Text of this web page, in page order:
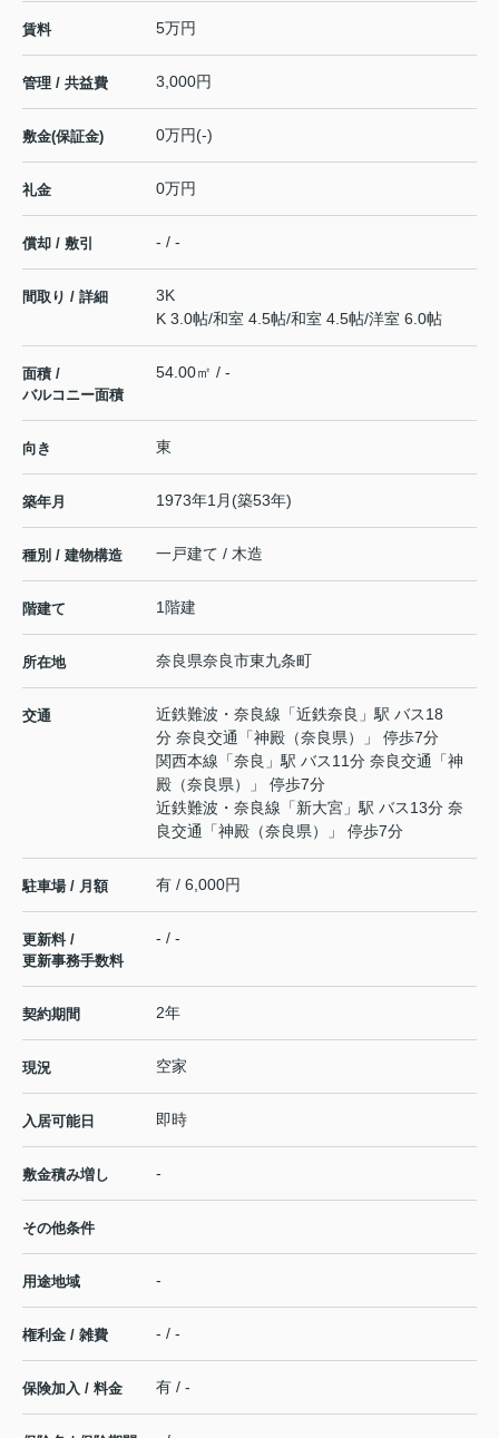
賃料 5万円
管理 / 共益費 3,000円
敷金(保証金) 0万円(-)
礼金 0万円
償却 / 敷引 - / -
間取り / 詳細
3K
K 3.0帖/和室 4.5帖/和室 4.5帖/洋室 6.0帖
面積 /
バルコニー面積
54.00㎡ / -
向き 東
築年月 1973年1月(築53年)
種別 / 建物構造 一戸建て / 木造
階建て 1階建
所在地 奈良県奈良市東九条町
交通 近鉄難波・奈良線 「近鉄奈良 」駅 バス18
分 奈良交通「神殿（奈良県）」 停歩7分
関西本線 「奈良 」駅 バス11分 奈良交通「神
殿（奈良県）」 停歩7分
近鉄難波・奈良線 「新大宮 」駅 バス13分 奈
良交通「神殿（奈良県）」 停歩7分
駐車場 / 月額 有 / 6,000円
更新料 /
更新事務手数料
- / -
契約期間 2年
現況 空家
入居可能日 即時
敷金積み増し -
その他条件
用途地域 -
権利金 / 雑費 - / -
保険加入 / 料金 有 / -